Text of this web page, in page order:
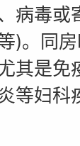
毒或
)。同
其是免
等妇科